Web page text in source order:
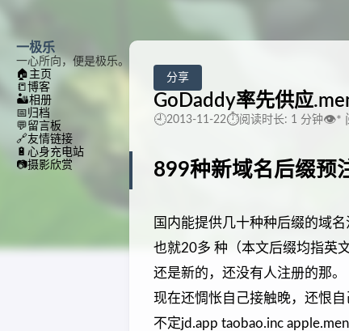
一极乐
一心所向，便是极乐。
🏠 主页
📒 博客
🏜️相册
📅 归档
💬留言板
🔗友情链接
🔋 心身充电站
📷摄影欣赏
分享
GoDaddy率先供应
🕘2013-11-22⏱️阅读时长: 1 分钟👁️*
899种新域名后缀预
国内能提供几十种种后缀的域
也就20多 种（本文后缀均指英
还是新的，还没有人注册的那。
现在还惆怅自己接触晚，还恨
不定jd.app taobao.inc